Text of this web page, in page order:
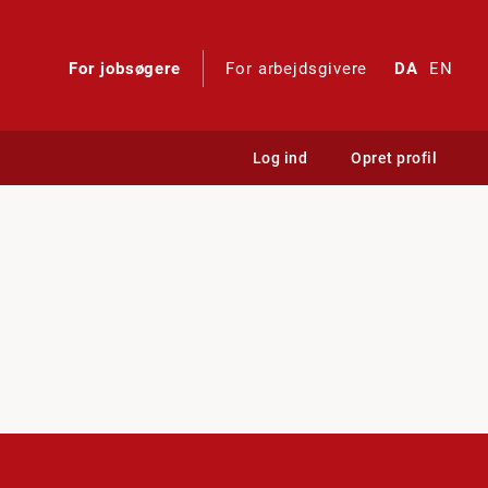
For jobsøgere For arbejdsgivere DA EN
Log ind Opret profil